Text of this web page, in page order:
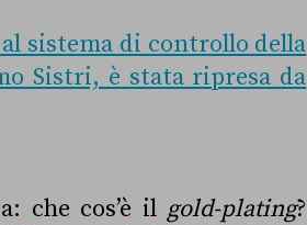
sistema di controllo della
Sistri, è stata ripresa da
che cos’è il gold-plating?